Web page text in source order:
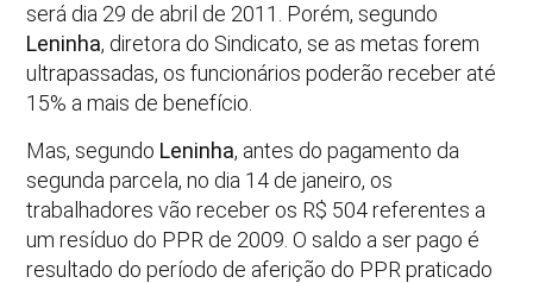
será dia 29 de abril de 2011. Porém, segundo
Leninha, diretora do Sindicato, se as metas forem
ultrapassadas, os funcionários poderão receber até
15% a mais de benefício.
Mas, segundo Leninha, antes do pagamento da
segunda parcela, no dia 14 de janeiro, os
trabalhadores vão receber os R$ 504 referentes a
um resíduo do PPR de 2009. O saldo a ser pago é
resultado do período de aferição do PPR praticado